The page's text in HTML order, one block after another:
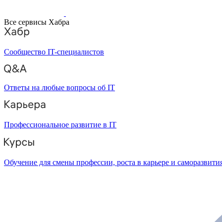
Все сервисы Хабра
Сообщество IT-специалистов
Ответы на любые вопросы об IT
Профессиональное развитие в IT
Обучение для смены профессии, роста в карьере и